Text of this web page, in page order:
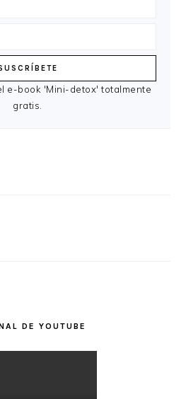
e-book 'Mini-detox' totalmente
gratis.
DE YOUTUBE